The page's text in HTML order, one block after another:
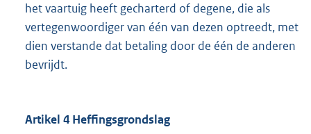
het vaartuig heeft gecharterd of degene, die als
vertegenwoordiger van één van dezen optreedt, met
dien verstande dat betaling door de één de anderen
bevrijdt.
Artikel 4 Heffingsgrondslag